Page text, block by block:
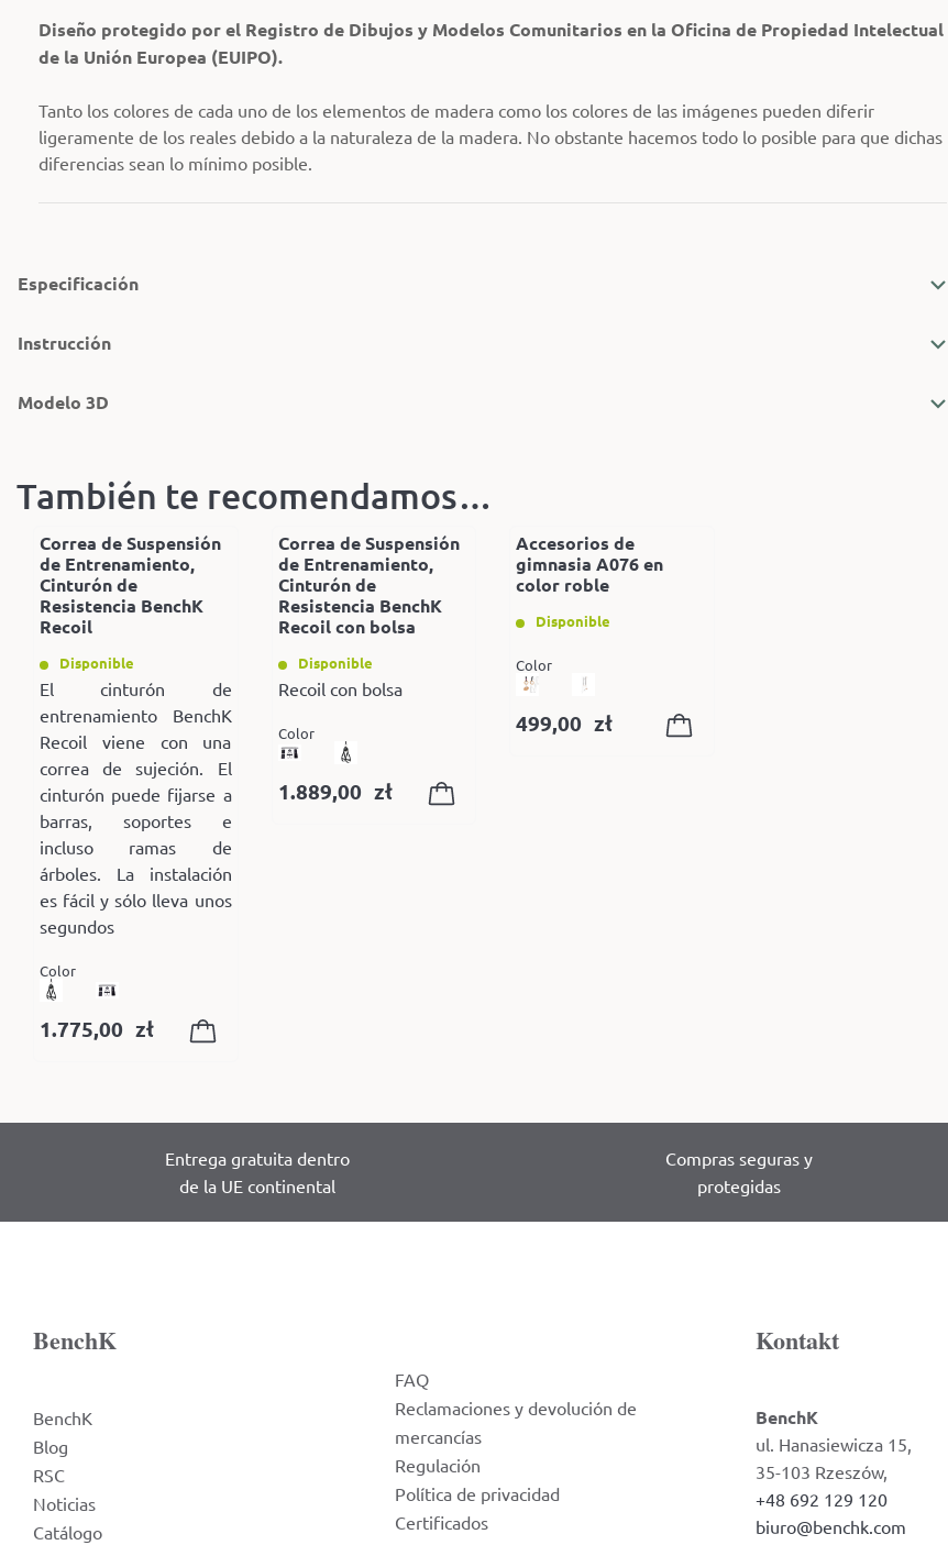
Diseño protegido por el Registro de Dibujos y Modelos Comunitarios en la Oficina de Propiedad Intelectual
de la Unión Europea (EUIPO).
Tanto los colores de cada uno de los elementos de madera como los colores de las imágenes pueden diferir
ligeramente de los reales debido a la naturaleza de la madera. No obstante hacemos todo lo posible para que dichas
diferencias sean lo mínimo posible.
Especificación
Instrucción
Modelo 3D
También te recomendamos…
Correa de Suspensión
de Entrenamiento,
Cinturón de
Resistencia BenchK
Recoil
Disponible
El cinturón de
entrenamiento BenchK
Recoil viene con una
correa de sujeción. El
cinturón puede fijarse a
barras, soportes e
incluso ramas de
árboles. La instalación
es fácil y sólo lleva unos
segundos
Color
1.775,00 zł
Correa de Suspensión
de Entrenamiento,
Cinturón de
Resistencia BenchK
Recoil con bolsa
Disponible
Recoil con bolsa
Color
1.889,00 zł
Accesorios de
gimnasia A076 en
color roble
Disponible
Color
499,00 zł
Entrega gratuita dentro
de la UE continental
Compras seguras y
protegidas
BenchK
BenchK
Blog
RSC
Noticias
Catálogo
FAQ
Reclamaciones y devolución de
mercancías
Regulación
Política de privacidad
Certificados
Kontakt
BenchK
ul. Hanasiewicza 15,
35-103 Rzeszów,
+48 692 129 120
biuro@benchk.com